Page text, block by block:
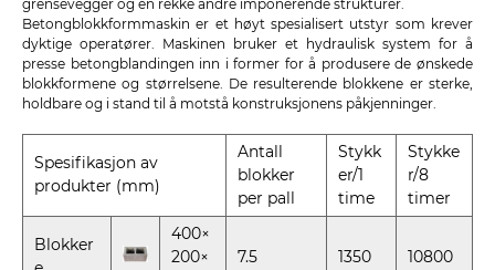
grensevegger og en rekke andre imponerende strukturer.
Betongblokkformmaskin er et høyt spesialisert utstyr som krever
dyktige operatører. Maskinen bruker et hydraulisk system for å
presse betongblandingen inn i former for å produsere de ønskede
blokkformene og størrelsene. De resulterende blokkene er sterke,
holdbare og i stand til å motstå konstruksjonens påkjenninger.
Spesifikasjon av
produkter (mm)
Antall
blokker
per pall
Stykk
er/1
time
Stykke
r/8
timer
Blokker
400×
200×
7.5 1350 10800